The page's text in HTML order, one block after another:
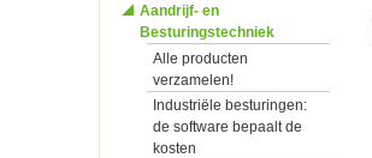
Aandrijf- en
Besturingstechniek
Alle producten
verzamelen!
Industriële besturingen:
de software bepaalt de
kosten